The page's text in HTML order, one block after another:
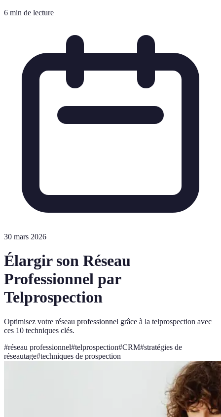
6 min de lecture
30 mars 2026
Élargir son Réseau
Professionnel par
Telprospection
Optimisez votre réseau professionnel grâce à la telprospection avec
ces 10 techniques clés.
#réseau professionnel#telprospection#CRM#stratégies de
réseautage#techniques de prospection